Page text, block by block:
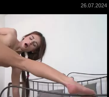
26.07.2024